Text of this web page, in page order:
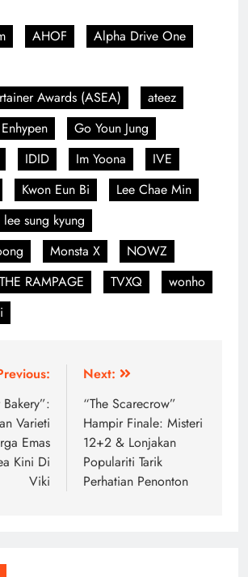
AHOF
Alpha Drive One
Awards (ASEA)
ateez
Enhypen
Go Youn Jung
IDID Im Yoona
IVE
Kwon Eun Bi
Lee Chae Min
lee sung kyung
Monsta X
NOWZ
THE RAMPAGE TVXQ
wonho
Varieti
Emas
Kini Di
Viki
Next:
“The Scarecrow”
Hampir Finale: Misteri
12+2 & Lonjakan
Populariti Tarik
Perhatian Penonton